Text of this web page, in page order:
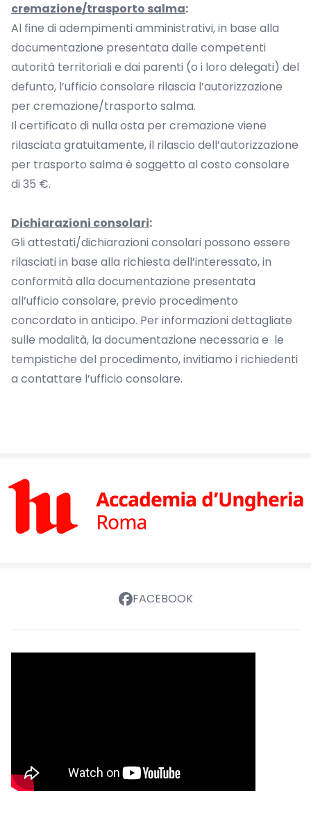
cremazione/trasporto salma:
Al fine di adempimenti amministrativi, in base alla
documentazione presentata dalle competenti
autorità territoriali e dai parenti (o i loro delegati) del
defunto, l’ufficio consolare rilascia l’autorizzazione
per cremazione/trasporto salma.
Il certificato di nulla osta per cremazione viene
rilasciata gratuitamente, il rilascio dell’autorizzazione
per trasporto salma è soggetto al costo consolare
di 35 €.
Dichiarazioni consolari:
Gli attestati/dichiarazioni consolari possono essere
rilasciati in base alla richiesta dell’interessato, in
conformità alla documentazione presentata
all’ufficio consolare, previo procedimento
concordato in anticipo. Per informazioni dettagliate
sulle modalità, la documentazione necessaria e le
tempistiche del procedimento, invitiamo i richiedenti
a contattare l’ufficio consolare.
FACEBOOK